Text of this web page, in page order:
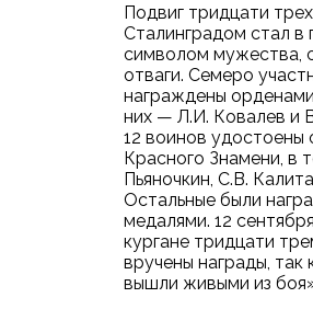
Подвиг тридцати
Сталинградом стал в
символом мужества,
отваги. Семеро
награждены
них — Л.И. Ковалев и
12 воинов удостоены
Красного Знамени, в
Пьяночкин, С.В.
Остальные были
медалями. 12
кургане тридцати
вручены награды, так
вышли живыми из